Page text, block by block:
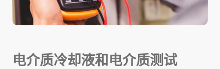
电介质冷却液和电介质测试